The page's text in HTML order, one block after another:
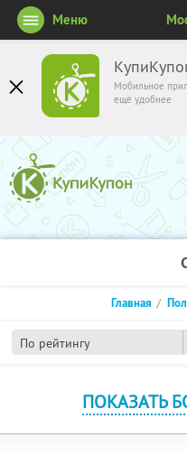
Мобильное
ещё удобнее
Меню
По рейтингу
Главная
ПОКАЗАТЬ